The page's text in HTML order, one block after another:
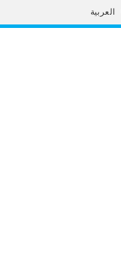
العربية